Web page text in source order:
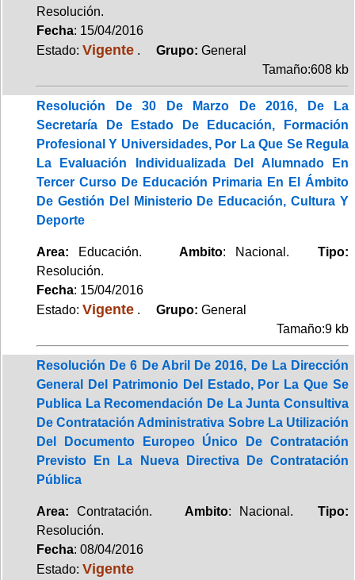
Resolución.
Fecha: 15/04/2016
Estado: Vigente . Grupo: General
Tamaño:608 kb
Resolución De 30 De Marzo De 2016, De La
Secretaría De Estado De Educación, Formación
Profesional Y Universidades, Por La Que Se Regula
La Evaluación Individualizada Del Alumnado En
Tercer Curso De Educación Primaria En El Ámbito
De Gestión Del Ministerio De Educación, Cultura Y
Deporte
Area: Educación.Ambito: Nacional.Tipo:
Resolución.
Fecha: 15/04/2016
Estado: Vigente . Grupo: General
Tamaño:9 kb
Resolución De 6 De Abril De 2016, De La Dirección
General Del Patrimonio Del Estado, Por La Que Se
Publica La Recomendación De La Junta Consultiva
De Contratación Administrativa Sobre La Utilización
Del Documento Europeo Único De Contratación
Previsto En La Nueva Directiva De Contratación
Pública
Area: Contratación. Ambito: Nacional.Tipo:
Resolución.
Fecha: 08/04/2016
Estado: Vigente